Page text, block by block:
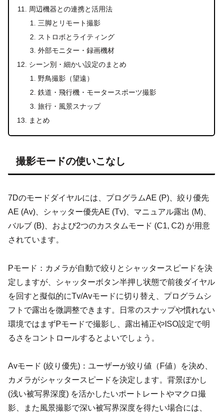
周辺機器との連携と活用法
三脚とリモート撮影
ストロボとライティング
外部モニター・録画機材
シーン別・細かい設定のまとめ
野鳥撮影（望遠）
鉄道・飛行機・モータースポーツ撮影
旅行・風景スナップ
まとめ
撮影モードの使いこなし
7Dのモードダイヤルには、プログラムAE (P)、絞り優先
AE (Av)、シャッター優先AE (Tv)、マニュアル露出 (M)、
バルブ (B)、および2つのカスタムモード (C1, C2) が用意
されています。
Pモード：カメラが自動で絞りとシャッタースピードを決
定しますが、シャッターボタン半押し状態で前後ダイヤル
を回すと擬似的にTv/Avモードに切り替え、プログラムシ
フトで露出を微調整できます。日常のスナップや慣れない
環境ではまずPモードで撮影し、露出補正やISO設定で明
るさをコントロールするとよいでしょう。
Avモード (絞り優先)：ユーザーが絞り値（F値）を決め、
カメラがシャッタースピードを決定します。背景ぼかし
(浅い被写界深度) を活かしたいポートレートやマクロ撮
影、また風景撮影で深い被写界深度を得たい場合には、